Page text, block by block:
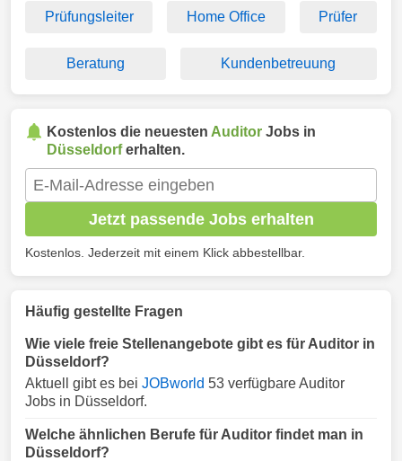
Prüfungsleiter Home Office Prüfer
Beratung Kundenbetreuung
Kostenlos die neuesten Auditor Jobs in
Düsseldorferhalten.
Jetzt passende Jobs erhalten
Kostenlos. Jederzeit mit einem Klick abbestellbar.
Häufig gestellte Fragen
Wie viele freie Stellenangebote gibt es für Auditor in
Düsseldorf?
Aktuell gibt es bei JOBworld 53 verfügbare Auditor
Jobs in Düsseldorf.
Welche ähnlichen Berufe für Auditor findet man in
Düsseldorf?